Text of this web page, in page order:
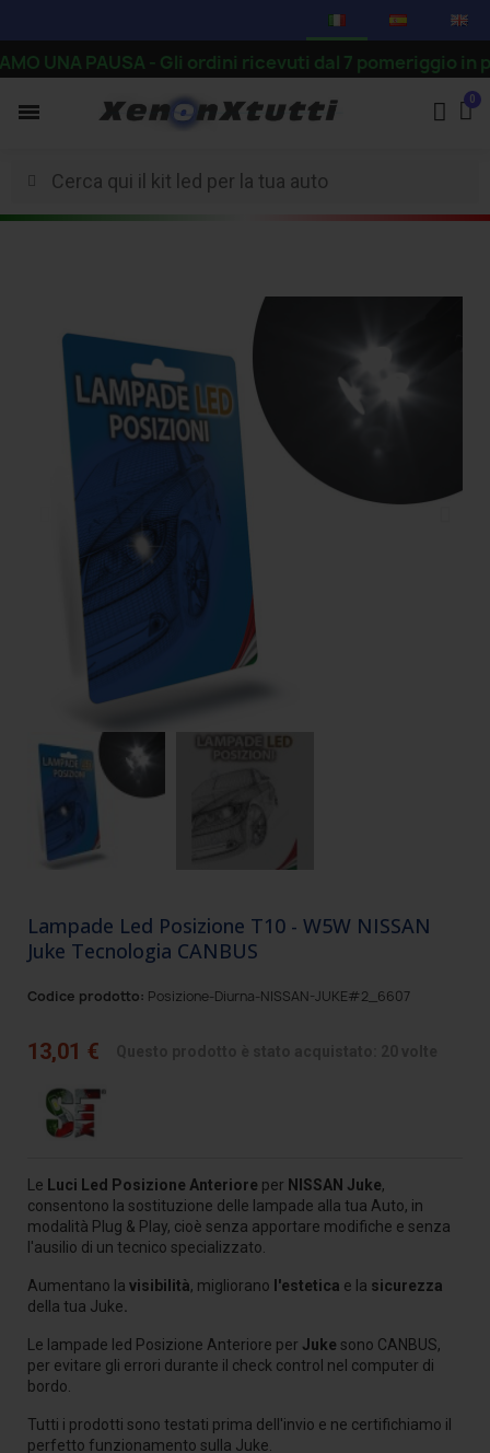
UNA PAUSA - Gli ordini ricevuti dal 7 pomeriggio in poi
Lampade Led Posizione T10 - W5W NISSAN
Juke Tecnologia CANBUS
Codice prodotto: Posizione-Diurna-NISSAN-JUKE#2_6607
13,01 €
Le Luci Led Posizione Anteriore per NISSAN Juke,
consentono la sostituzione delle lampade alla tua Auto, in
modalità Plug & Play, cioè senza apportare modifiche e senza
l'ausilio di un tecnico specializzato.
Aumentano la visibilità, migliorano l'estetica e la sicurezza
della tua Juke
Le lampade led Posizione Anteriore per Juke sono CANBUS,
per evitare gli errori durante il check control nel computer di
bordo.
Tutti i prodotti sono testati prima dell'invio e ne certifichiamo il
perfetto funzionamento sulla Juke.